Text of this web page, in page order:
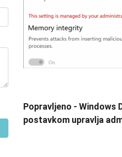
Popravljeno - Windows
postavkom upravlja